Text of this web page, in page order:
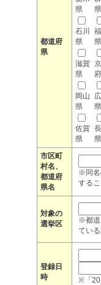
都道府
県
県
県
石川
県
県
滋賀
県
府
岡山
県
県
佐賀
県
県
市区町
村名、
都道府
県名
※同名
する
対象の
選挙区
※都道
てい
登録日
時
※「